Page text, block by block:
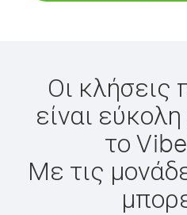
Οι κλήσεις
είναι
το
Με τις